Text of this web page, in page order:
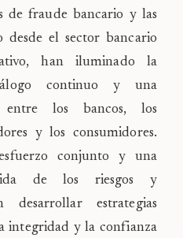
de fraude bancario y las
desde el sector bancario
han iluminado la
continuo y una
entre los bancos, los
y los consumidores.
conjunto y una
de los riesgos y
desarrollar estrategias
integridad y la confianza